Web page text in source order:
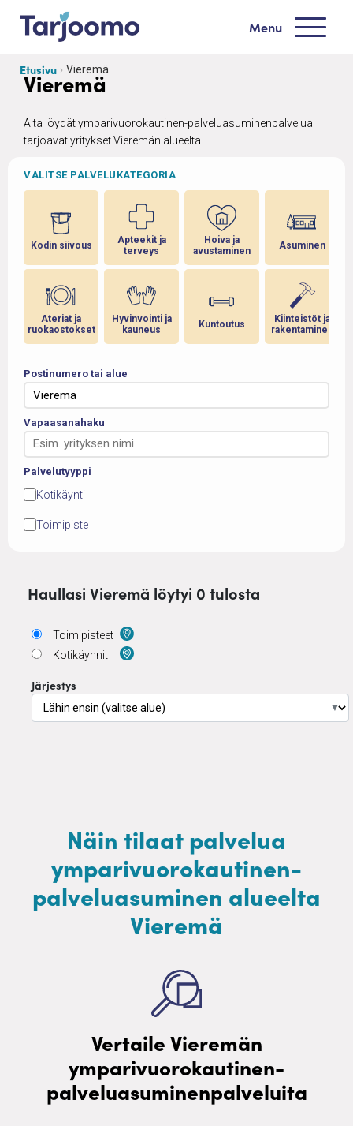
Siirry sisältöön
Menu
Etusivu Vieremä
Vieremä
Alta löydät ymparivuorokautinen-palveluasuminenpalvelua
tarjoavat yritykset Vieremän alueelta. ...
VALITSE PALVELUKATEGORIA
Kodin siivous
Ateriat ja
ruokaostokset
Apteekit ja
terveys
Hyvinvointi ja
kauneus
Hoiva ja
avustaminen
Kuntoutus
Asuminen
Kiinteistöt ja
rakentaminen
Postinumero tai alue
Vapaasanahaku
Palvelutyyppi
Kotikäynti
Toimipiste
Haullasi Vieremä löytyi 0 tulosta
Toimipisteet
Kotikäynnit
Järjestys
▼
Näin tilaat palvelua
ymparivuorokautinen-
palveluasuminen alueelta
Vieremä
Vertaile Vieremän
ymparivuorokautinen-
palveluasuminenpalveluita